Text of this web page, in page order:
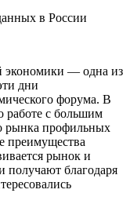
в России
экономики — одна из
дни
форума. В
работе с большим
рынка профильных
преимущества
рынок и
благодаря